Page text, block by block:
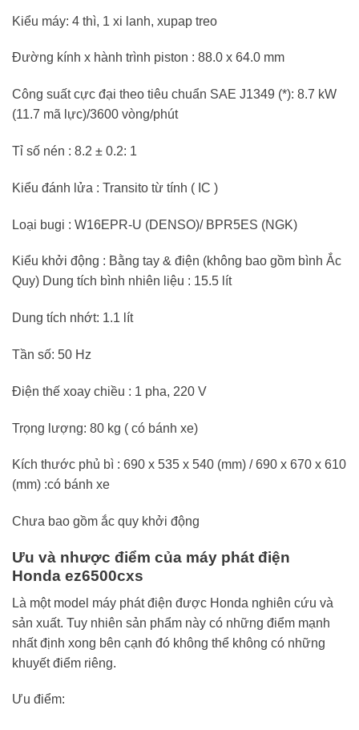
Kiểu máy: 4 thì, 1 xi lanh, xupap treo
Đường kính x hành trình piston : 88.0 x 64.0 mm
Công suất cực đại theo tiêu chuẩn SAE J1349 (*): 8.7 kW
(11.7 mã lực)/3600 vòng/phút
Tỉ số nén : 8.2 ± 0.2: 1
Kiểu đánh lửa : Transito từ tính ( IC )
Loại bugi : W16EPR-U (DENSO)/ BPR5ES (NGK)
Kiểu khởi động : Bằng tay & điện (không bao gồm bình Ắc
Quy) Dung tích bình nhiên liệu : 15.5 lít
Dung tích nhớt: 1.1 lít
Tần số: 50 Hz
Điện thế xoay chiều : 1 pha, 220 V
Trọng lượng: 80 kg ( có bánh xe)
Kích thước phủ bì : 690 x 535 x 540 (mm) / 690 x 670 x 610
(mm) :có bánh xe
Chưa bao gồm ắc quy khởi động
Ưu và nhược điểm của máy phát điện
Honda ez6500cxs
Là một model máy phát điện được Honda nghiên cứu và
sản xuất. Tuy nhiên sản phẩm này có những điểm mạnh
nhất định xong bên cạnh đó không thể không có những
khuyết điểm riêng.
Ưu điểm: